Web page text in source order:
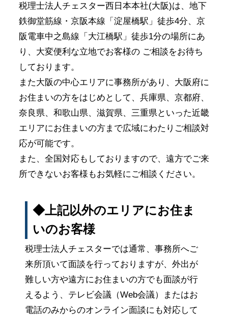
税理士法人チェスター西日本本社(大阪)は、地下
鉄御堂筋線・京阪本線「淀屋橋駅」徒歩4分、京
阪電車中之島線「大江橋駅」徒歩1分の場所にあ
り、大変便利な立地でお客様の ご相談をお待ち
しております。
また大阪の中心エリアに事務所があり、大阪府に
お住まいの方をはじめとして、兵庫県、京都府、
奈良県、和歌山県、滋賀県、三重県といった近畿
エリアにお住まいの方まで広域にわたりご相談対
応が可能です。
また、全国対応もしておりますので、遠方でご来
所できないお客様もお気軽にご相談ください。
◆上記以外のエリアにお住ま
いのお客様
税理士法人チェスターでは通常、事務所へご
来所頂いて面談を行っておりますが、外出が
難しい方や遠方にお住まいの方でも面談が行
えるよう、テレビ会議（Web会議）またはお
電話のみからのオンライン面談にも対応して